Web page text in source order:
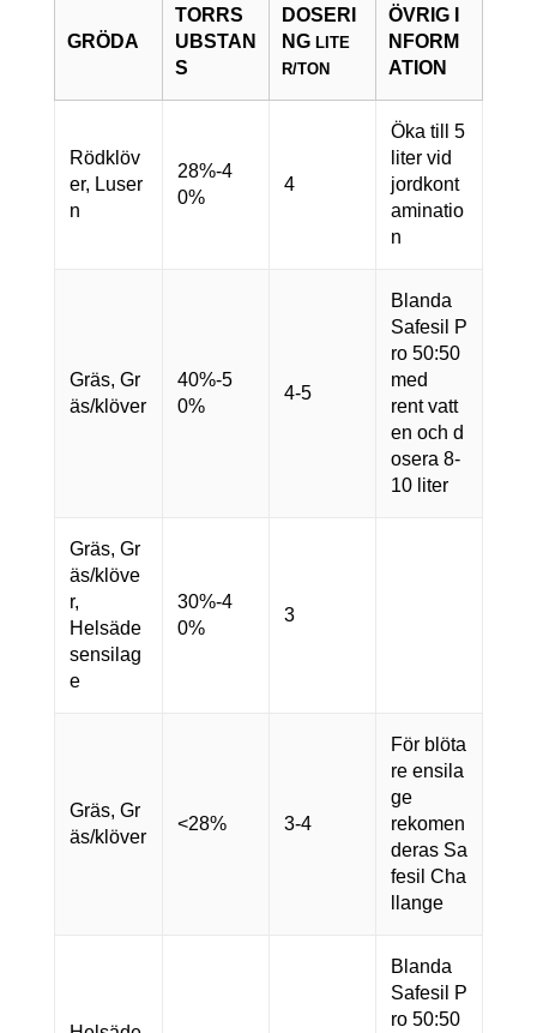
GRÖDA
TORRS
UBSTAN
S
DOSERI
NG LITE
R/TON
ÖVRIG I
NFORM
ATION
Rödklöv
er, Luser
n
28%-4
0%
4
Öka till 5
liter vid
jordkont
aminatio
n
Gräs, Gr
äs/klöver
40%-5
0%
4-5
Blanda
Safesil P
ro 50:50
med
rent vatt
en och d
osera 8-
10 liter
Gräs, Gr
äs/klöve
r,
Helsäde
sensilag
e
30%-4
0%
3
Gräs, Gr
äs/klöver
<28% 3-4
För blöta
re ensila
ge
rekomen
deras Sa
fesil Cha
llange
Blanda
Safesil P
ro 50:50